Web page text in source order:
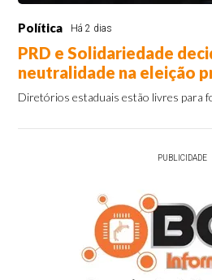
Política Há 2 dias
PRD e Solidariedade
neutralidade na eleição
Diretórios estaduais estão livres para
PUBLICIDADE